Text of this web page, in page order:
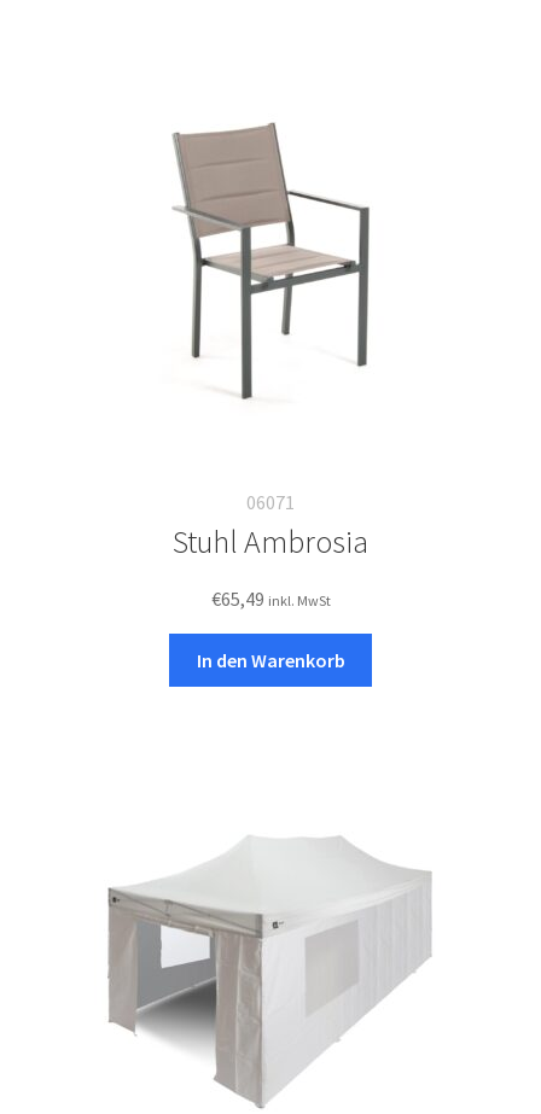
06071
Stuhl Ambrosia
€65,49 inkl. MwSt
In den Warenkorb